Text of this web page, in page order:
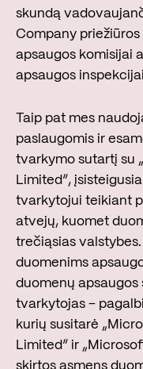
skundą
Company
apsaugos komisijai
apsaugos
Taip pat mes
paslaugomis ir
tvarkymo sutartį su
Limited“,
tvarkytojui teikiant
atvejų, kuomet
trečiąsias
duomenims
duomenų apsaugos
tvarkytojas –
kurių susitarė
Limited“ ir
skirtos asmens